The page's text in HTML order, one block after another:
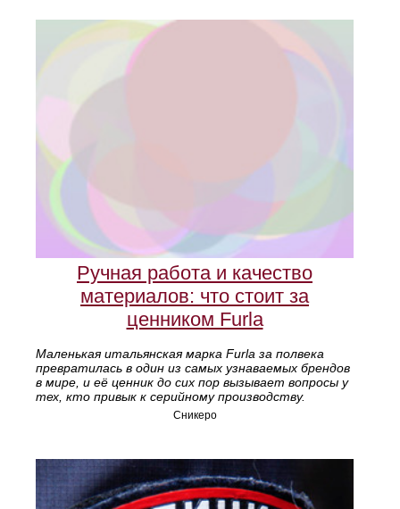
Ручная работа и качество
материалов: что стоит за
ценником Furla
Маленькая итальянская марка Furla за полвека
превратилась в один из самых узнаваемых брендов
в мире, и её ценник до сих пор вызывает вопросы у
тех, кто привык к серийному производству.
Сникеро